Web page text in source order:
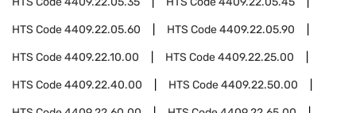
HTS Code4409.22.05.60 HTS Code4409.22.05.90
HTS Code4409.22.10.00 HTS Code4409.22.25.00
HTS Code4409.22.40.00 HTS Code4409.22.50.00